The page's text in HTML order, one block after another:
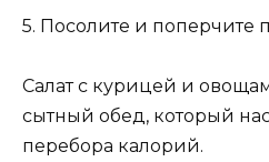
5. Посолите и поперчите
Салат с курицей и
сытный обед, который
перебора калорий.